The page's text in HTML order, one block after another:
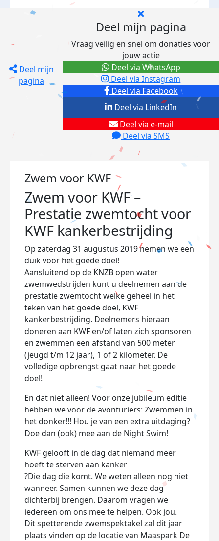
Deel mijn
pagina
Deel mijn pagina
Vraag veilig en snel om donaties voor
jouw actie
Deel via Facebook
Deel via Instagram
Deel via e-mail
Deel via SMS
Deel via LinkedIn
Deel via WhatsApp
Zwem voor KWF
Zwem voor KWF –
Prestatie zwemtocht voor
KWF kankerbestrijding
Op zaterdag 31 augustus 2019nemen we een
duik voor het goede doel!
Aansluitend op de KNZB open water
zwemwedstrijden kunt u deelnemen aan de
prestatie zwemtocht welke geheel in het
teken van het goede doel, KWF
kankerbestrijding. Deelnemers hieraan
doneren aan KWF en/of laten zich sponsoren
en zwemmen een afstand van 500 meter
(jeugd t/m 12 jaar), 1 of 2 kilometer. De
volledige opbrengst gaat naar het goede
doel!
En dat niet alleen! Voor onze jubileum editie
hebben we voor de avonturiers: Zwemmen in
het donker!!! Hou je van een extra uitdaging?
Doe dan (ook) mee aan de Night Swim!
KWF gelooft in de dag dat niemand meer
hoeft te sterven aan kanker
?Die dag die komt. We weten alleen nog niet
wanneer. Samen kunnen we deze dag
dichterbij brengen. Daarom vragen we
iedereen om ons mee te helpen. Ook jou.
Dit spetterende zwemspektakel zal dit jaar
plaats vinden op de locatie van Maaspark De